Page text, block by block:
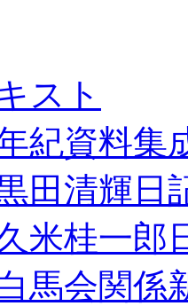
スト
紀資料集
田清輝日
米桂一郎
馬会関係